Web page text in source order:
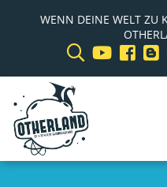
WENN DEINE WELT ZU